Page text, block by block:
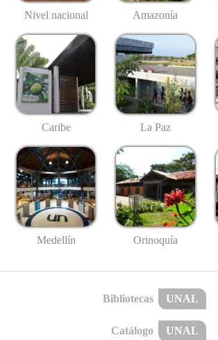
Nivel nacional Amazonía
Caribe La Paz
Medellín Orinoquía
Bibliotecas UNAL
Catálogo UNAL